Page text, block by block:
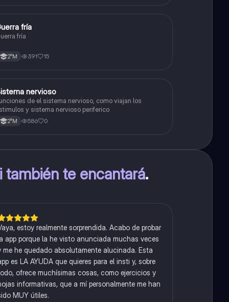
Historiafría
fría
2°M 391 15
Biología nervioso
de el sistema nervioso, como viajan los
y sistema nervioso periferico
2°M 586 0
también te encantará.
estoy realmente sorprendida. Acabo de probar
app porque la he visto anunciada muchas veces
me he quedado absolutamente alucinada. Esta
es LA AYUDA que quieres para el insti y, sobre
ofrece muchísimas cosas, como ejercicios y
informativas, que a mí personalmente me han
MUY útiles.